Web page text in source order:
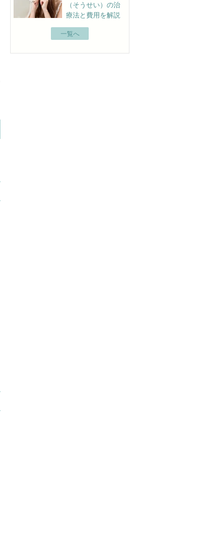
（そうせい）の治
療法と費用を解説
一覧へ